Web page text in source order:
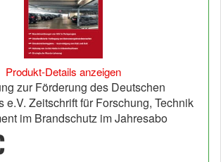
Produkt-Details anzeigen
zur Förderung des Deutschen
e.V. Zeitschrift für Forschung, Technik
im Brandschutz im Jahresabo